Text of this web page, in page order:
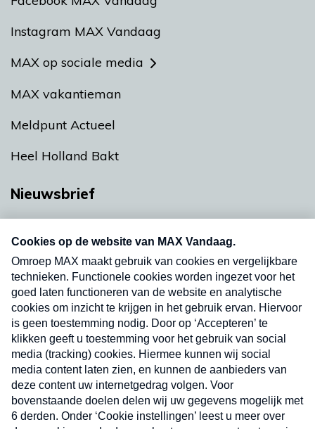
Instagram MAX Vandaag
MAX op sociale media
MAX vakantieman
Meldpunt Actueel
Heel Holland Bakt
Nieuwsbrief
nieuwsbrief. Elke vrijdag- en dinsdagochtend in
uw mailbox.
Verzend